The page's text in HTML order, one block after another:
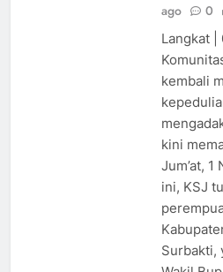
ago
0
Langkat |
kembali
kini
Jum’at,
ini, KSJ
Surbakti,